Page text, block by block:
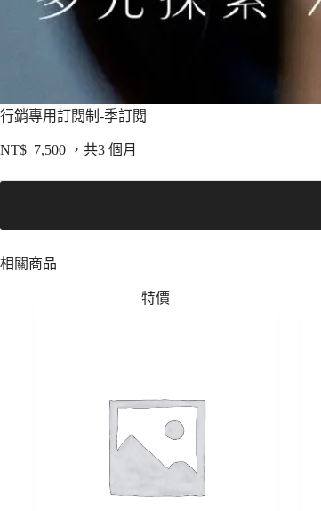
行銷專用訂閱制-季訂閱
NT$ 7,500 ，共3 個月
相關商品
特價